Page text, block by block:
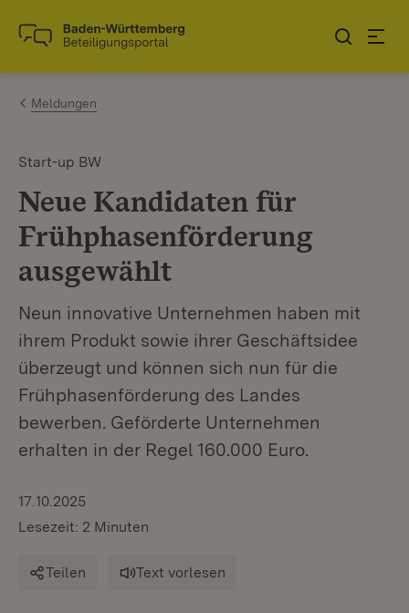
Zum Inhalt springen
Link zur Startseite
Meldungen
Start-up BW
Neue Kandidaten für
Frühphasenförderung
ausgewählt
Neun innovative Unternehmen haben mit
ihrem Produkt sowie ihrer Geschäftsidee
überzeugt und können sich nun für die
Frühphasenförderung des Landes
bewerben. Geförderte Unternehmen
erhalten in der Regel 160.000 Euro.
17.10.2025
Lesezeit: 2 Minuten
Teilen Text vorlesen